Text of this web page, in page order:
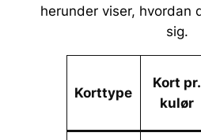
herunder viser, hvordan
sig.
Korttype
Kort pr.
kulør